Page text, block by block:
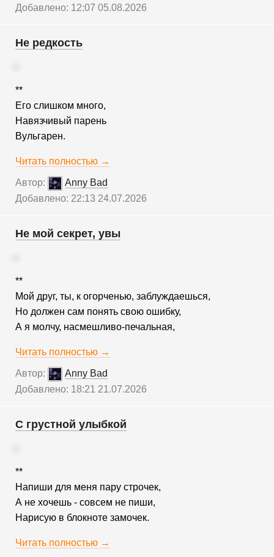
Добавлено: 12:07 05.08.2026
Не редкость
**
Его слишком много,
Навязчивый парень
Вульгарен.
Читать полностью →
Автор:
Anny Bad
Добавлено: 22:13 24.07.2026
Не мой секрет, увы
**
Мой друг, ты, к огорченью, заблуждаешься,
Но должен сам понять свою ошибку,
А я молчу, насмешливо-печальная,
Читать полностью →
Автор:
Anny Bad
Добавлено: 18:21 21.07.2026
С грустной улыбкой
**
Напиши для меня пару строчек,
А не хочешь - совсем не пиши,
Нарисую в блокноте замочек.
Читать полностью →